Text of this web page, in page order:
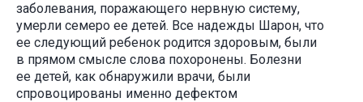
заболевания, поражающего нервную систему,
умерли семеро ее детей. Все надежды Шарон, что
ее следующий ребенок родится здоровым, были
в прямом смысле слова похоронены. Болезни
ее детей, как обнаружили врачи, были
спровоцированы именно дефектом